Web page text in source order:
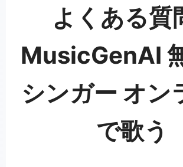
よくある質
MusicGenAI
シンガー オン
で歌う